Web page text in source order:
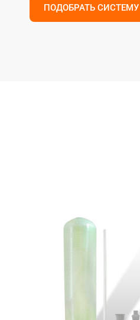
ПОДОБРАТЬ СИСТЕМУ